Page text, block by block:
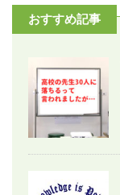
おすすめ記事